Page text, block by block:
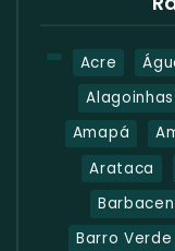
Acre
Alagoinhas
Amapá
Arataca
Barro Verde